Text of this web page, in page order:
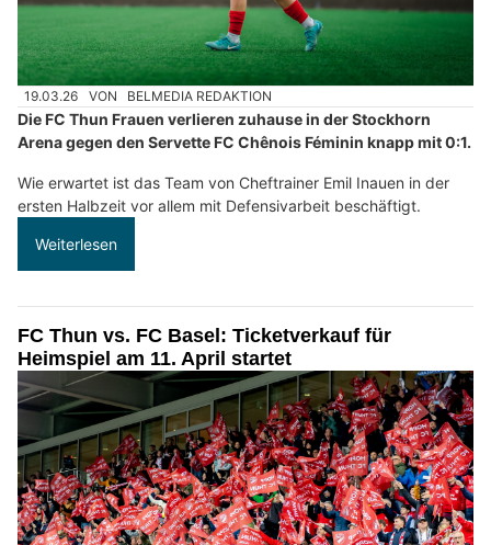
19.03.26 VON BELMEDIA REDAKTION
Die FC Thun Frauen verlieren zuhause in der Stockhorn
Arena gegen den Servette FC Chênois Féminin knapp mit 0:1.
Wie erwartet ist das Team von Cheftrainer Emil Inauen in der
ersten Halbzeit vor allem mit Defensivarbeit beschäftigt.
Weiterlesen
FC Thun vs. FC Basel: Ticketverkauf für
Heimspiel am 11. April startet